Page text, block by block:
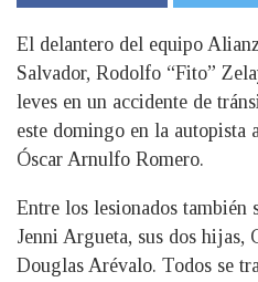
El delantero del equipo
Salvador, Rodolfo “Fito”
leves en un accidente de
este domingo en la autopista
Óscar Arnulfo Romero.
Entre los lesionados también
Jenni Argueta, sus dos hijas,
Douglas Arévalo. Todos se